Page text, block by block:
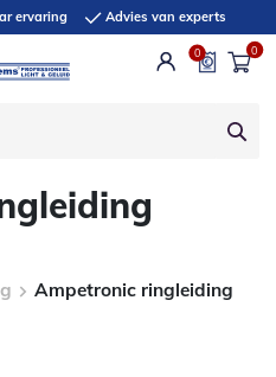
ervaring Advies van experts
0 0
Ampetronic ringleiding